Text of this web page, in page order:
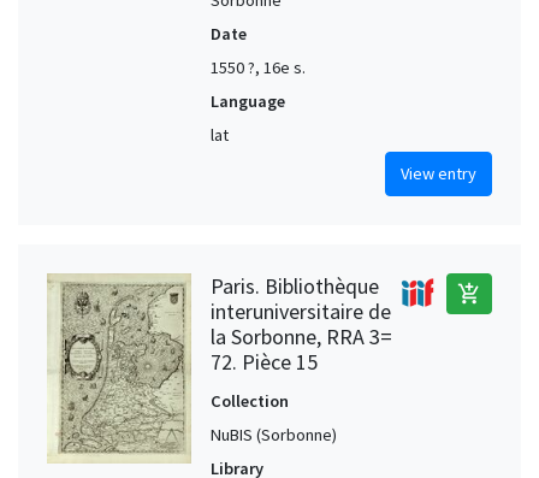
Date
1550 ?, 16e s.
Language
lat
View entry
Paris. Bibliothèque
interuniversitaire de
la Sorbonne, RRA 3=
72. Pièce 15
add_shopping_cart
Collection
NuBIS (Sorbonne)
Library